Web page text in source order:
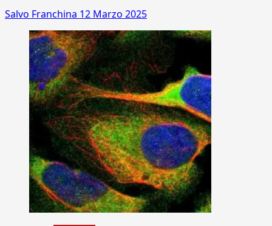
Salvo Franchina 12 Marzo 2025